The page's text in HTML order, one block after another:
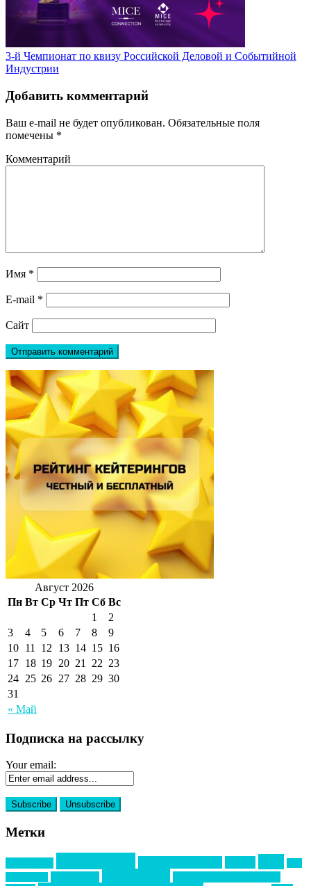
3-й Чемпионат по квизу Российской Деловой и Событийной
Индустрии
Добавить комментарий
Ваш e-mail не будет опубликован. Обязательные поля
помечены *
Комментарий
Имя *
E-mail *
Сайт
Август 2026
Пн Вт Ср Чт Пт Сб Вс
« Май
1
2
3
4 5 6 7 8
9
10 11 12 13 14 15 16
17 18 19 20 21 22 23
24 25 26 27 28 29 30
31
Подписка на рассылку
Your email:
Метки